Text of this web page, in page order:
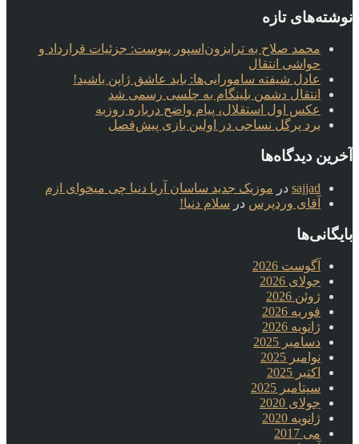
نوشته‌های تازه
محمد صلاح به ترابزون‌اسپور پیوست: جزئیات قرارداد و
حواشی انتقال
عادل شیفته سامورایی‌ها: باید عاشق ژاپن باشید!
انتقال دشمن بلینگام به چلسی رسمی شد
عکس اول استقلال، پیام واضح درباره روزبه
برد پرگل نساجی در اولین بازی پیش‌فصل
آخرین دیدگاه‌ها
sajjad در موزیک جدید ساسان آریا دنیا چی میخوای ازم
آقای وردپرس در سلام دنیا!
بایگانی‌ها
آگوست 2026
جولای 2026
ژوئن 2026
فوریه 2026
ژانویه 2026
دسامبر 2025
نوامبر 2025
اکتبر 2025
سپتامبر 2025
جولای 2020
ژانویه 2020
می 2017